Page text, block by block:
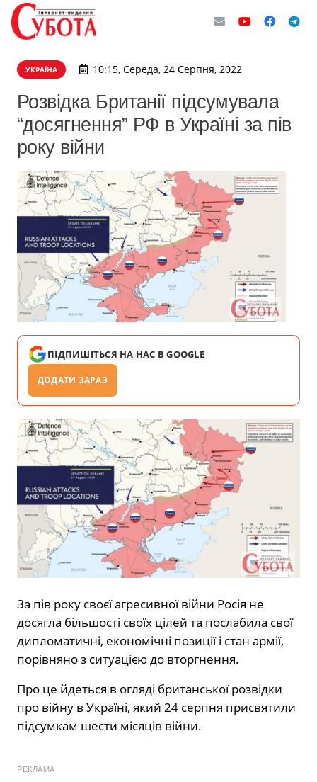
УКРАЇНА 10:15, Середа, 24 Серпня, 2022
Розвідка Британії підсумувала
“досягнення” РФ в Україні за пів
року війни
ПІДПИШІТЬСЯ НА НАС В GOOGLE
ДОДАТИ ЗАРАЗ
За пів року своєї агресивної війни Росія не
досягла більшості своїх цілей та послабила свої
дипломатичні, економічні позиції і стан армії,
порівняно з ситуацією до вторгнення.
Про це йдеться в огляді британської розвідки
про війну в Україні, який 24 серпня присвятили
підсумкам шести місяців війни.
РЕКЛАМА